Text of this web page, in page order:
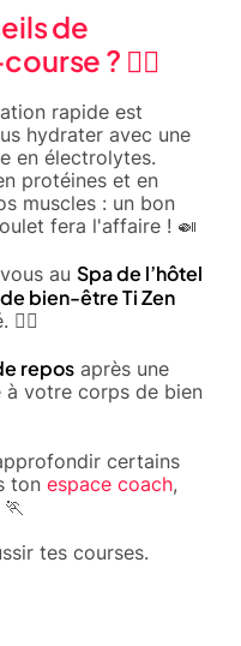
de
? 🧘‍♂️
rapide est
hydrater avec une
en électrolytes.
protéines et en
muscles : un bon
fera l'affaire ! 🍛
au Spa de l’hôtel
bien-être Ti Zen
🧖‍♀️
repos après une
votre corps de bien
certains
ton espace coach,
tes courses.